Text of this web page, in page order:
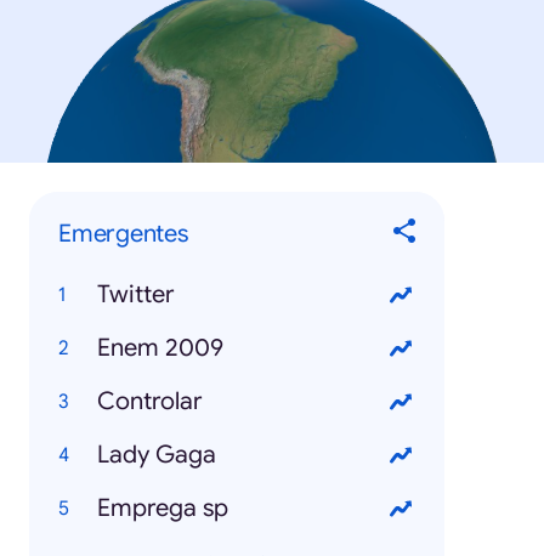
Emergentes
Twitter
Enem 2009
Controlar
Lady Gaga
Emprega sp